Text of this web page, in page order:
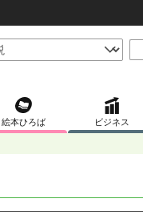
絵本ひろば ビジネス